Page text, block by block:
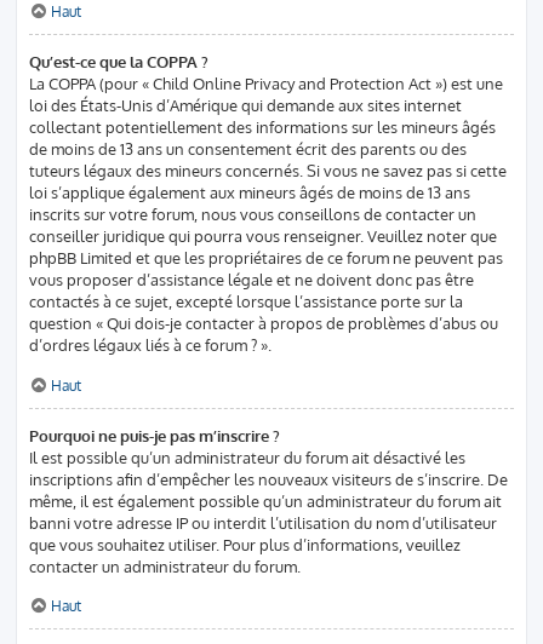
Haut
Qu’est-ce que la COPPA ?
La COPPA (pour « Child Online Privacy and Protection Act ») est une
loi des États-Unis d’Amérique qui demande aux sites internet
collectant potentiellement des informations sur les mineurs âgés
de moins de 13 ans un consentement écrit des parents ou des
tuteurs légaux des mineurs concernés. Si vous ne savez pas si cette
loi s’applique également aux mineurs âgés de moins de 13 ans
inscrits sur votre forum, nous vous conseillons de contacter un
conseiller juridique qui pourra vous renseigner. Veuillez noter que
phpBB Limited et que les propriétaires de ce forum ne peuvent pas
vous proposer d’assistance légale et ne doivent donc pas être
contactés à ce sujet, excepté lorsque l’assistance porte sur la
question « Qui dois-je contacter à propos de problèmes d’abus ou
d’ordres légaux liés à ce forum ? ».
Haut
Pourquoi ne puis-je pas m’inscrire ?
Il est possible qu’un administrateur du forum ait désactivé les
inscriptions afin d’empêcher les nouveaux visiteurs de s’inscrire. De
même, il est également possible qu’un administrateur du forum ait
banni votre adresse IP ou interdit l’utilisation du nom d’utilisateur
que vous souhaitez utiliser. Pour plus d’informations, veuillez
contacter un administrateur du forum.
Haut